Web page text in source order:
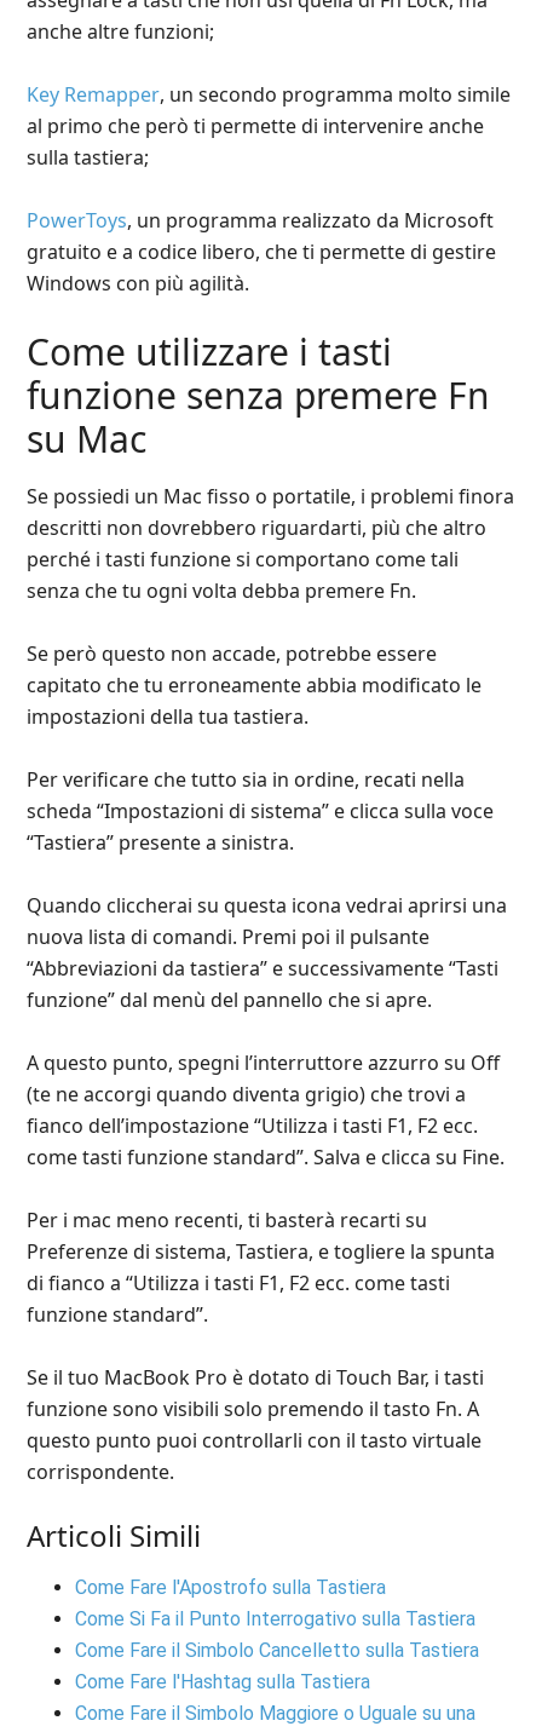
anche altre funzioni;
Key Remapper, un secondo programma molto simile
al primo che però ti permette di intervenire anche
sulla tastiera;
PowerToys, un programma realizzato da Microsoft
gratuito e a codice libero, che ti permette di gestire
Windows con più agilità.
Come utilizzare i tasti
funzione senza premere Fn
su Mac
Se possiedi un Mac fisso o portatile, i problemi finora
descritti non dovrebbero riguardarti, più che altro
perché i tasti funzione si comportano come tali
senza che tu ogni volta debba premere Fn.
Se però questo non accade, potrebbe essere
capitato che tu erroneamente abbia modificato le
impostazioni della tua tastiera.
Per verificare che tutto sia in ordine, recati nella
scheda “Impostazioni di sistema” e clicca sulla voce
“Tastiera” presente a sinistra.
Quando cliccherai su questa icona vedrai aprirsi una
nuova lista di comandi. Premi poi il pulsante
“Abbreviazioni da tastiera” e successivamente “Tasti
funzione” dal menù del pannello che si apre.
A questo punto, spegni l’interruttore azzurro su Off
(te ne accorgi quando diventa grigio) che trovi a
fianco dell’impostazione “Utilizza i tasti F1, F2 ecc.
come tasti funzione standard”. Salva e clicca su Fine.
Per i mac meno recenti, ti basterà recarti su
Preferenze di sistema, Tastiera, e togliere la spunta
di fianco a “Utilizza i tasti F1, F2 ecc. come tasti
funzione standard”.
Se il tuo MacBook Pro è dotato di Touch Bar, i tasti
funzione sono visibili solo premendo il tasto Fn. A
questo punto puoi controllarli con il tasto virtuale
corrispondente.
Articoli Simili
Come Fare l'Apostrofo sulla Tastiera
Come Si Fa il Punto Interrogativo sulla Tastiera
Come Fare il Simbolo Cancelletto sulla Tastiera
Come Fare l'Hashtag sulla Tastiera
Come Fare il Simbolo Maggiore o Uguale su una